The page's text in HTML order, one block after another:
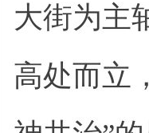
大街为主
高处而立